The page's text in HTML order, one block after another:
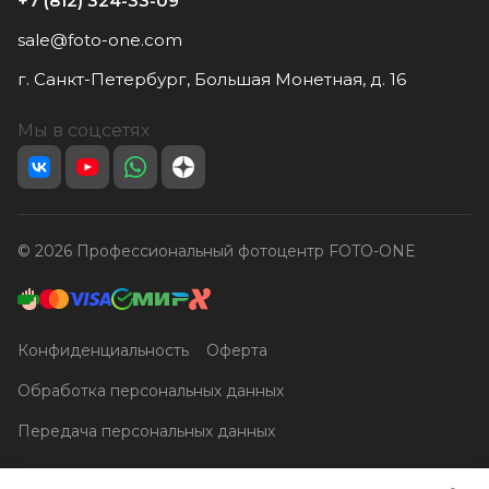
sale@foto-one.com
г. Санкт-Петербург, Большая Монетная, д. 16
Мы в соцсетях
© 2026 Профессиональный фотоцентр FOTO-ONE
Конфиденциальность Оферта
Обработка персональных данных
Передача персональных данных